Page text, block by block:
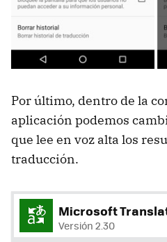
Por último, dentro de la
aplicación podemos
que lee en voz alta los
traducción.
Microsoft
Versión 2.30